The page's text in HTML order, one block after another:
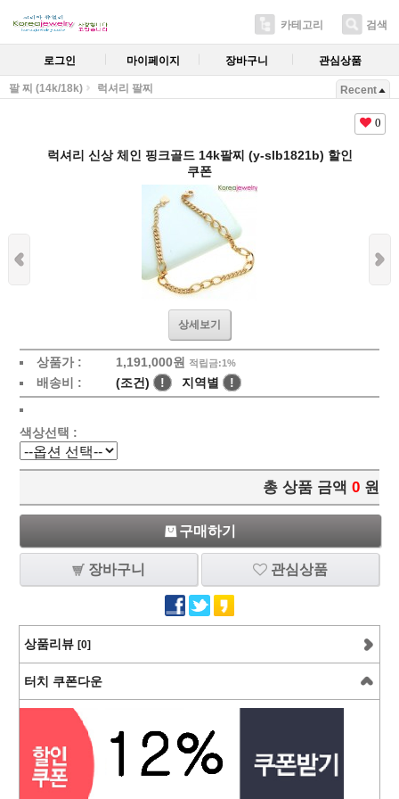
카테고리 검색
로그인 마이페이지 장바구니 관심상품
팔 찌 (14k/18k) 럭셔리 팔찌 Recent
0
럭셔리 신상 체인 핑크골드 14k팔찌 (y-slb1821b) 할인
쿠폰
상세보기
상품가 : 1,191,000원 적립금:1%
배송비 : (조건) ! 지역별 !
색상선택 :
총 상품 금액 0 원
구매하기
장바구니 관심상품
상품리뷰 [0]
터치 쿠폰다운